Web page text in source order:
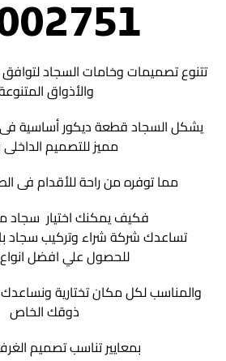
تتنوع تصميمات وخامات السجاد
والأذواق
يشكل السجاد قطعة ديكور أساسية
مميز للتصميم
مما توفره من راحة للأقدام فى
فكيف يمكنك اختيار سجاد
تساعدك شركة شراء وتركيب سجاد
للحصول علي افضل
والمناسب لكل مكان تختارية
ذوقك الخاص
بمعايير تناسب تصميم